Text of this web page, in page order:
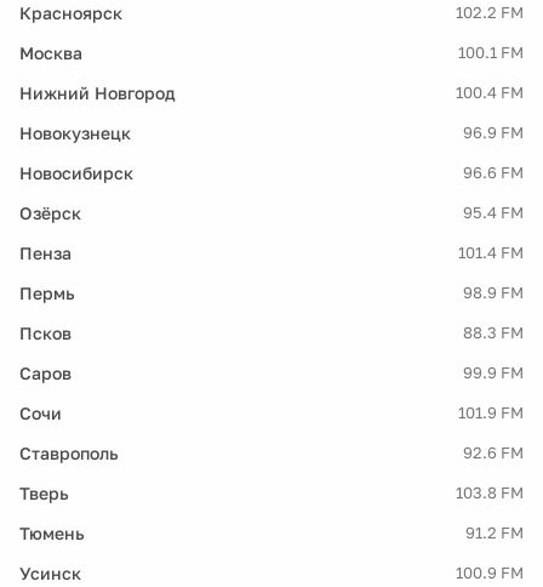
Красноярск 102.2 FM
Москва 100.1 FM
Нижний Новгород 100.4 FM
Новокузнецк 96.9 FM
Новосибирск 96.6 FM
Озёрск 95.4 FM
Пенза 101.4 FM
Пермь 98.9 FM
Псков 88.3 FM
Саров 99.9 FM
Сочи 101.9 FM
Ставрополь 92.6 FM
Тверь 103.8 FM
Тюмень 91.2 FM
Усинск 100.9 FM